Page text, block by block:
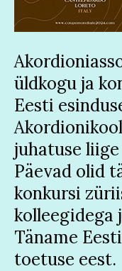
üldkogu ja
Eesti
juhatuse
Päevad olid
konkursi
kolleegidega
Täname
toetuse eest.